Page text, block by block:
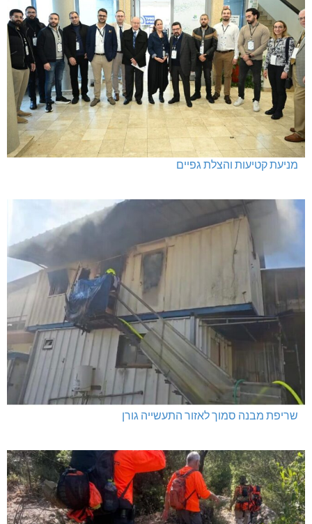
מניעת קטיעות והצלת גפיים
שריפת מבנה סמוך לאזור התעשייה גורן